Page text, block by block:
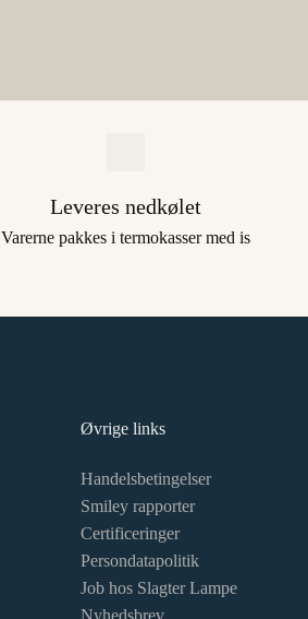
Leveres nedkølet
Varerne pakkes i termokasser med is
Øvrige links
Handelsbetingelser
Smiley rapporter
Certificeringer
Persondatapolitik
Job hos Slagter Lampe